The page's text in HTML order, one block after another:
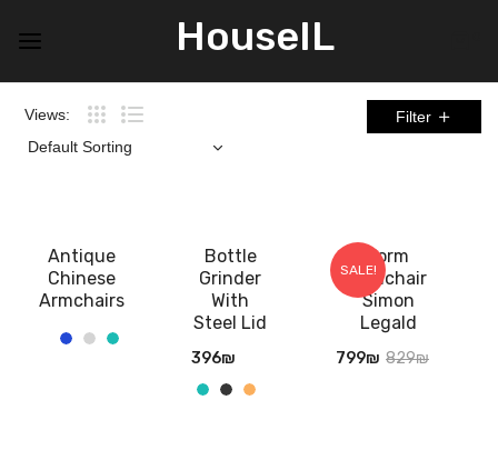
HouseIL
Views: Filter
Antique
Chinese
Armchairs
Bottle
Grinder
With
Steel Lid
396₪
SALE!
Form
Armchair
Simon
Legald
829₪
799₪